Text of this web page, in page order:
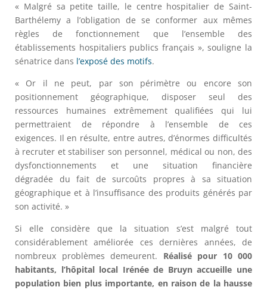
« Malgré sa petite taille, le centre hospitalier de Saint-
Barthélemy a l’obligation de se conformer aux mêmes
règles de fonctionnement que l’ensemble des
établissements hospitaliers publics français », souligne la
sénatrice dans l’exposé des motifs.
« Or il ne peut, par son périmètre ou encore son
positionnement géographique, disposer seul des
ressources humaines extrêmement qualifiées qui lui
permettraient de répondre à l’ensemble de ces
exigences. Il en résulte, entre autres, d’énormes difficultés
à recruter et stabiliser son personnel, médical ou non, des
dysfonctionnements et une situation financière
dégradée du fait de surcoûts propres à sa situation
géographique et à l’insuffisance des produits générés par
son activité. »
Si elle considère que la situation s’est malgré tout
considérablement améliorée ces dernières années, de
nombreux problèmes demeurent. Réalisé pour 10 000
habitants, l’hôpital local Irénée de Bruyn accueille une
population bien plus importante, en raison de la hausse